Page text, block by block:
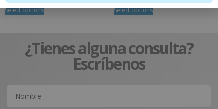
Select options Select options
¿Tienes alguna consulta?
Escríbenos